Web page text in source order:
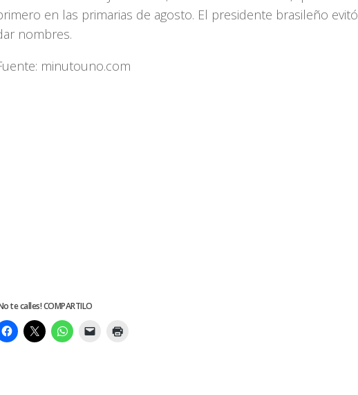
en las primarias de agosto. El presidente brasileño evitó
nombres.
minutouno.com
te calles! COMPARTILO